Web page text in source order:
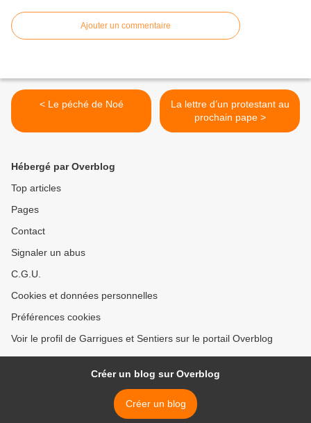
Ajouter un commentaire
< Le péché de Noé
La lettre d’un protestant au
prochain pape >
Hébergé par Overblog
Top articles
Pages
Contact
Signaler un abus
C.G.U.
Cookies et données personnelles
Préférences cookies
Voir le profil de Garrigues et Sentiers sur le portail Overblog
Créer un blog sur Overblog
Créer un blog